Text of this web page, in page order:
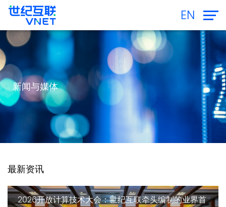
EN
新闻与媒体
最新资讯
2026开放计算技术大会：世纪互联牵头编制的业界首